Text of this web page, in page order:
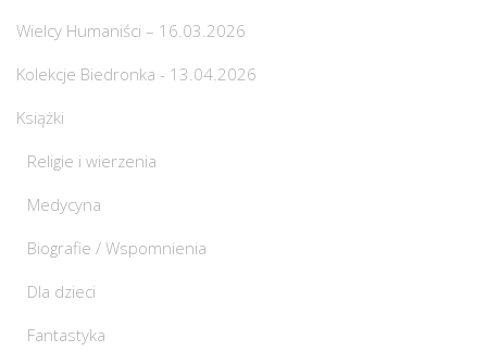
Wielcy Humaniści – 16.03.2026
Kolekcje Biedronka - 13.04.2026
Książki
Religie i wierzenia
Medycyna
Biografie / Wspomnienia
Dla dzieci
Fantastyka